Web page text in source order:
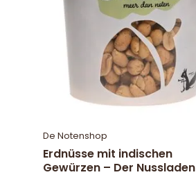
De Notenshop
Erdnüsse mit indischen
Gewürzen – Der Nussladen